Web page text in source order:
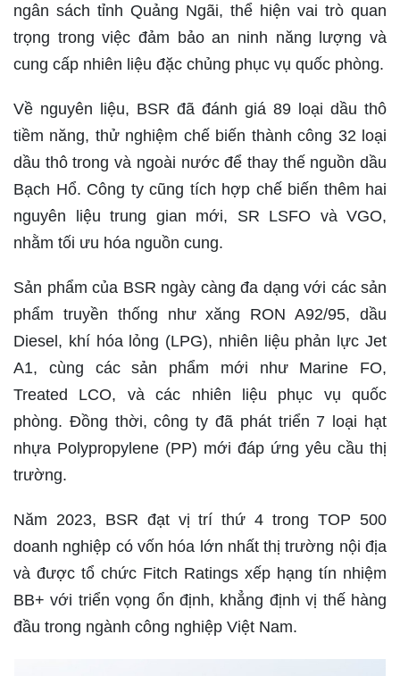
ngân sách tỉnh Quảng Ngãi, thể hiện vai trò quan
trọng trong việc đảm bảo an ninh năng lượng và
cung cấp nhiên liệu đặc chủng phục vụ quốc phòng.
Về nguyên liệu, BSR đã đánh giá 89 loại dầu thô
tiềm năng, thử nghiệm chế biến thành công 32 loại
dầu thô trong và ngoài nước để thay thế nguồn dầu
Bạch Hổ. Công ty cũng tích hợp chế biến thêm hai
nguyên liệu trung gian mới, SR LSFO và VGO,
nhằm tối ưu hóa nguồn cung.
Sản phẩm của BSR ngày càng đa dạng với các sản
phẩm truyền thống như xăng RON A92/95, dầu
Diesel, khí hóa lỏng (LPG), nhiên liệu phản lực Jet
A1, cùng các sản phẩm mới như Marine FO,
Treated LCO, và các nhiên liệu phục vụ quốc
phòng. Đồng thời, công ty đã phát triển 7 loại hạt
nhựa Polypropylene (PP) mới đáp ứng yêu cầu thị
trường.
Năm 2023, BSR đạt vị trí thứ 4 trong TOP 500
doanh nghiệp có vốn hóa lớn nhất thị trường nội địa
và được tổ chức Fitch Ratings xếp hạng tín nhiệm
BB+ với triển vọng ổn định, khẳng định vị thế hàng
đầu trong ngành công nghiệp Việt Nam.